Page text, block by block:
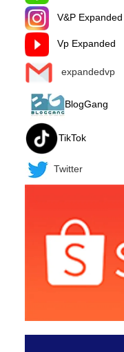
V&P
Vp Expanded
expandedvp
BlogGang
TikTok
Twitter